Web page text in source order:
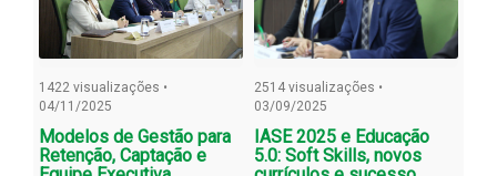
1422 visualizações •
04/11/2025
Modelos de Gestão para
Retenção, Captação e
2514 visualizações •
03/09/2025
IASE 2025 e Educação
5.0: Soft Skills, novos